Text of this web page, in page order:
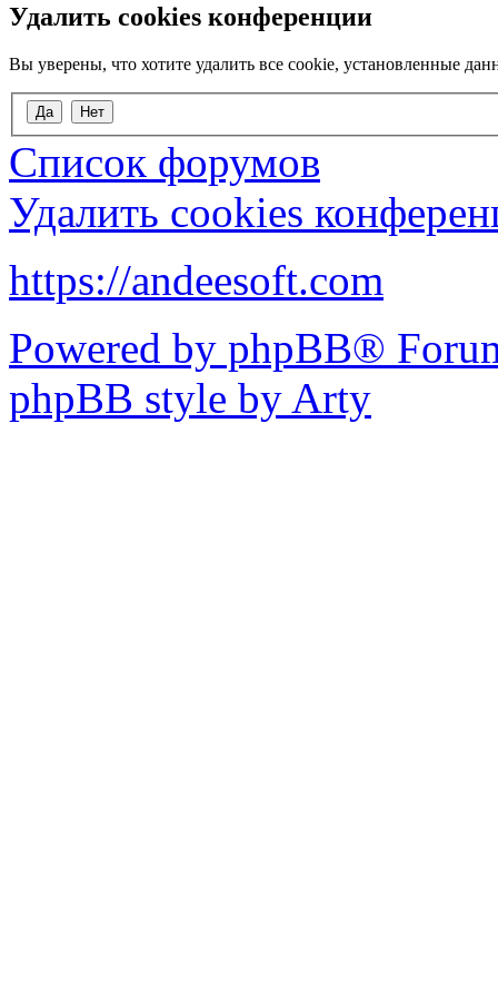
Удалить cookies конференции
Вы уверены, что хотите удалить все cookie, установленные
Список форумов
Удалить cookies
https://andeesoft.com
Powered by phpBB®
phpBB style by Arty